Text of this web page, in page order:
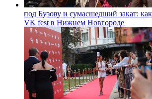
под Бузову и сумасшедший закат:
VK fest в Нижнем Новгороде